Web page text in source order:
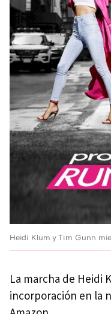
Heidi Klum y Tim Gunn
La marcha de Heidi
incorporación en la